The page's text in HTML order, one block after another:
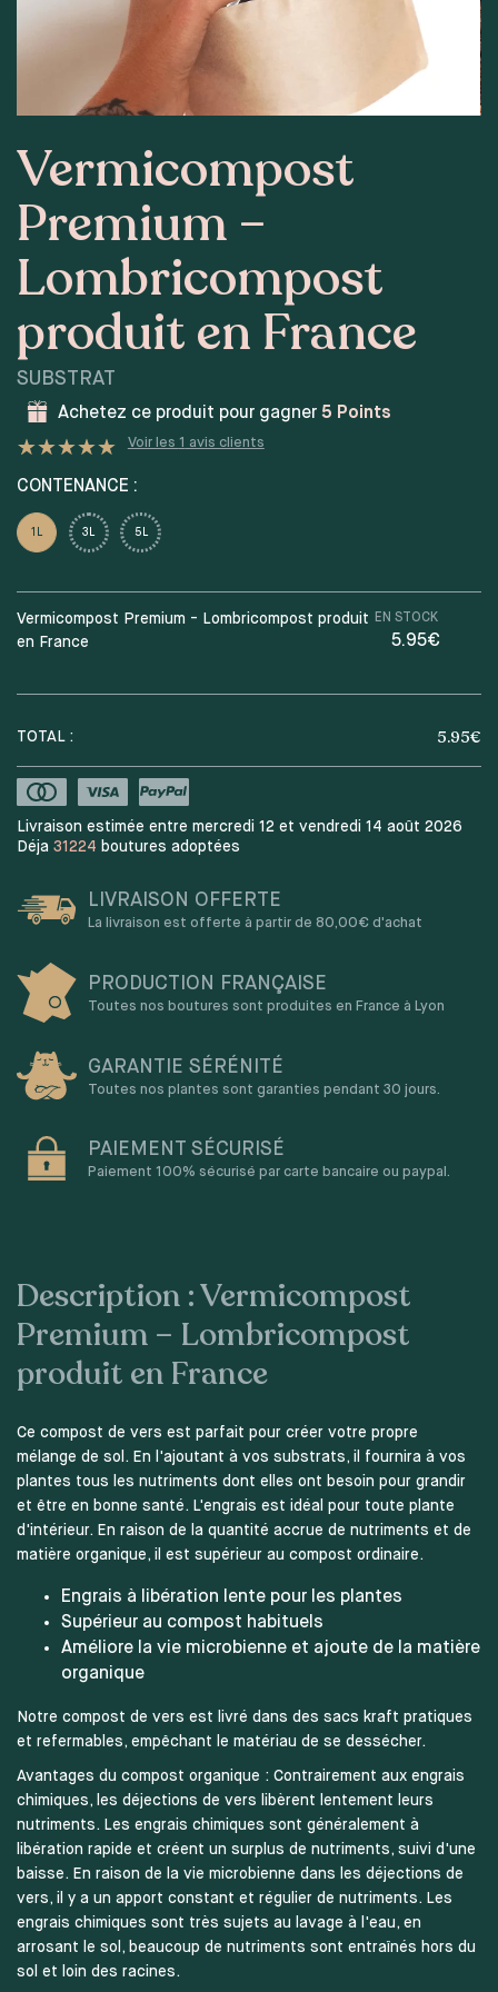
Vermicompost
Premium –
Lombricompost
produit en France
SUBSTRAT
Achetez ce produit pour gagner 5 Points
notation client
Voir les 1 avis clients
CONTENANCE :
1L 3L 5L
Vermicompost Premium - Lombricompost produit
en France
EN STOCK
5.95€
TOTAL : 5.95€
Livraison estimée entre mercredi 12 et vendredi 14 août 2026
Déja 31224 boutures adoptées
LIVRAISON OFFERTE
La livraison est offerte à partir de 80,00€ d'achat
PRODUCTION FRANÇAISE
Toutes nos boutures sont produites en France à Lyon
GARANTIE SÉRÉNITÉ
Toutes nos plantes sont garanties pendant 30 jours.
PAIEMENT SÉCURISÉ
Paiement 100% sécurisé par carte bancaire ou paypal.
Description : Vermicompost
Premium – Lombricompost
produit en France
Ce compost de vers est parfait pour créer votre propre
mélange de sol. En l'ajoutant à vos substrats, il fournira à vos
plantes tous les nutriments dont elles ont besoin pour grandir
et être en bonne santé. L'engrais est idéal pour toute plante
d'intérieur. En raison de la quantité accrue de nutriments et de
matière organique, il est supérieur au compost ordinaire.
Engrais à libération lente pour les plantes
Supérieur au compost habituels
Améliore la vie microbienne et ajoute de la matière
organique
Notre compost de vers est livré dans des sacs kraft pratiques
et refermables, empêchant le matériau de se dessécher.
Avantages du compost organique : Contrairement aux engrais
chimiques, les déjections de vers libèrent lentement leurs
nutriments. Les engrais chimiques sont généralement à
libération rapide et créent un surplus de nutriments, suivi d'une
baisse. En raison de la vie microbienne dans les déjections de
vers, il y a un apport constant et régulier de nutriments. Les
engrais chimiques sont très sujets au lavage à l'eau, en
arrosant le sol, beaucoup de nutriments sont entraînés hors du
sol et loin des racines.